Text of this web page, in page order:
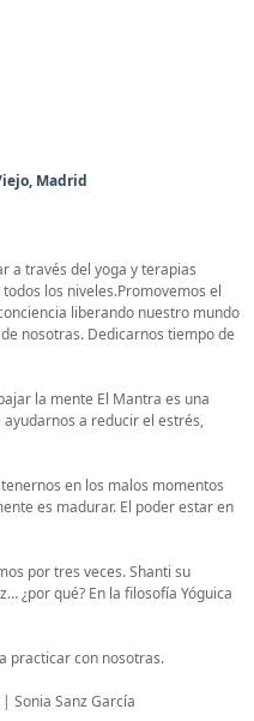
Madrid
a través del yoga y terapias
los niveles.Promovemos el
liberando nuestro mundo
nosotras. Dedicarnos tiempo de
la mente El Mantra es una
a reducir el estrés,
en los malos momentos
es madurar. El poder estar en
por tres veces. Shanti su
¿por qué? En la filosofía Yóguica
practicar con nosotras.
Sonia Sanz García